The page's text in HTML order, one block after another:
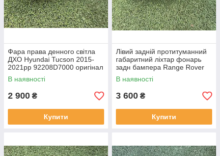
Фара права денного світла
ДХО Hyundai Tucson 2015-
2021рр 92208D7000 оригінал
бв відсутнє одне кріплення,
повністю робоча
В наявності
2 900 ₴
Купити
Лівий задній протитуманний
габаритний ліхтар фонарь
задн бампера Range Rover
L460 від 2021-рр LR152299
оригінал бв повністю р
В наявності
3 600 ₴
Купити